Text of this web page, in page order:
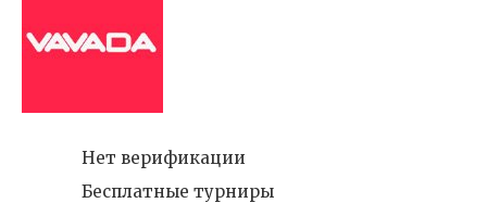
Нет верификации
Бесплатные турниры